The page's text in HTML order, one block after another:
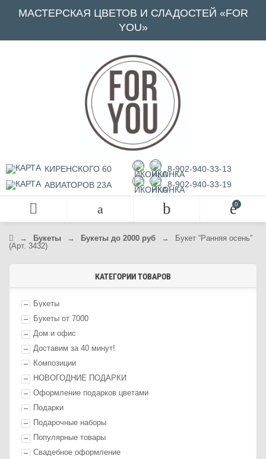
МАСТЕРСКАЯ ЦВЕТОВ И СЛАДОСТЕЙ «FOR
YOU»
КИРЕНСКОГО 60
АВИАТОРОВ 23А
8-902-940-33-13
8-902-940-33-19
→ Букеты → Букеты до 2000 руб →
Букет “Ранняя осень”
(Арт. 3432)
КАТЕГОРИИ ТОВАРОВ
Букеты
Букеты от 7000
Дом и офис
Доставим за 40 минут!
Композиции
НОВОГОДНИЕ ПОДАРКИ
Оформление подарков цветами
Подарки
Подарочные наборы
Популярные товары
Свадебное оформление